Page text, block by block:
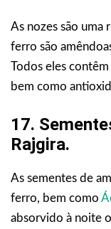
As nozes são uma
ferro são
Todos eles
bem como
17.
Rajgira.
As sementes de
ferro, bem como
absorvido à noite